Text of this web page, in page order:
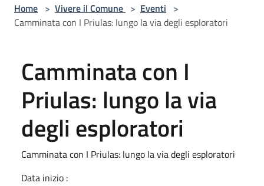
Home > Vivere il Comune > Eventi >
Camminata con I Priulas: lungo la via degli esploratori
Camminata con I
Priulas: lungo la via
degli esploratori
Camminata con I Priulas: lungo la via degli esploratori
Data inizio :